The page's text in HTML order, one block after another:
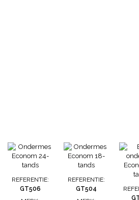
REFERENTIE:
GT506
REFERENTIE:
GT504